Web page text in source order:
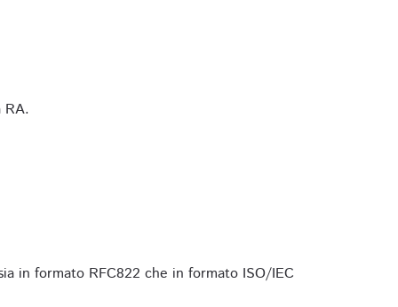
in formato RFC822 che in formato ISO/IEC